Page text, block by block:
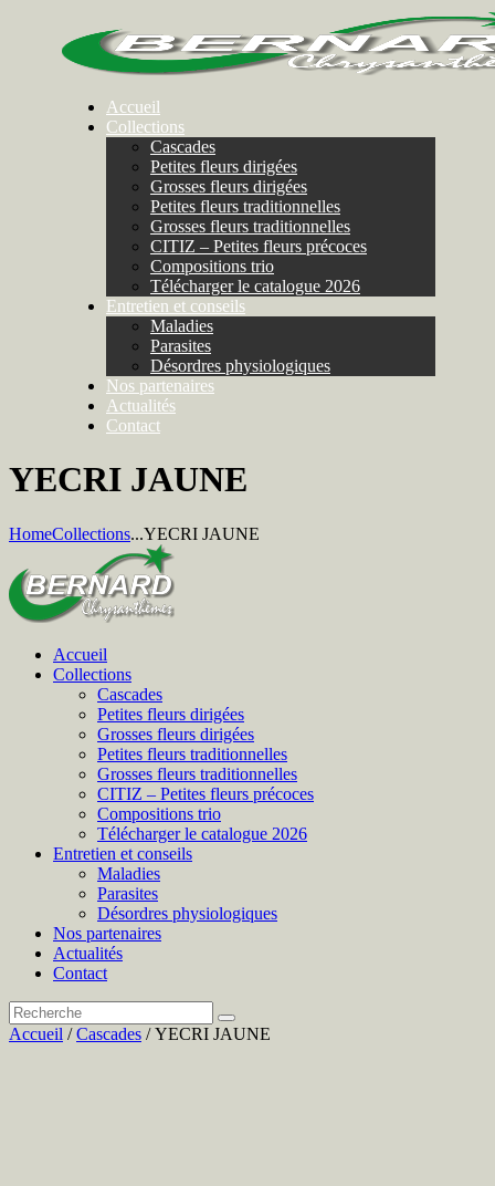
Accueil
Collections
Cascades
Petites fleurs dirigées
Grosses fleurs dirigées
Petites fleurs traditionnelles
Grosses fleurs traditionnelles
CITIZ – Petites fleurs précoces
Compositions trio
Télécharger le catalogue 2026
Entretien et conseils
Maladies
Parasites
Désordres physiologiques
Nos partenaires
Actualités
Contact
YECRI JAUNE
HomeCollections...YECRI JAUNE
Accueil
Collections
Cascades
Petites fleurs dirigées
Grosses fleurs dirigées
Petites fleurs traditionnelles
Grosses fleurs traditionnelles
CITIZ – Petites fleurs précoces
Compositions trio
Télécharger le catalogue 2026
Entretien et conseils
Maladies
Parasites
Désordres physiologiques
Nos partenaires
Actualités
Contact
Accueil /Cascades / YECRI JAUNE